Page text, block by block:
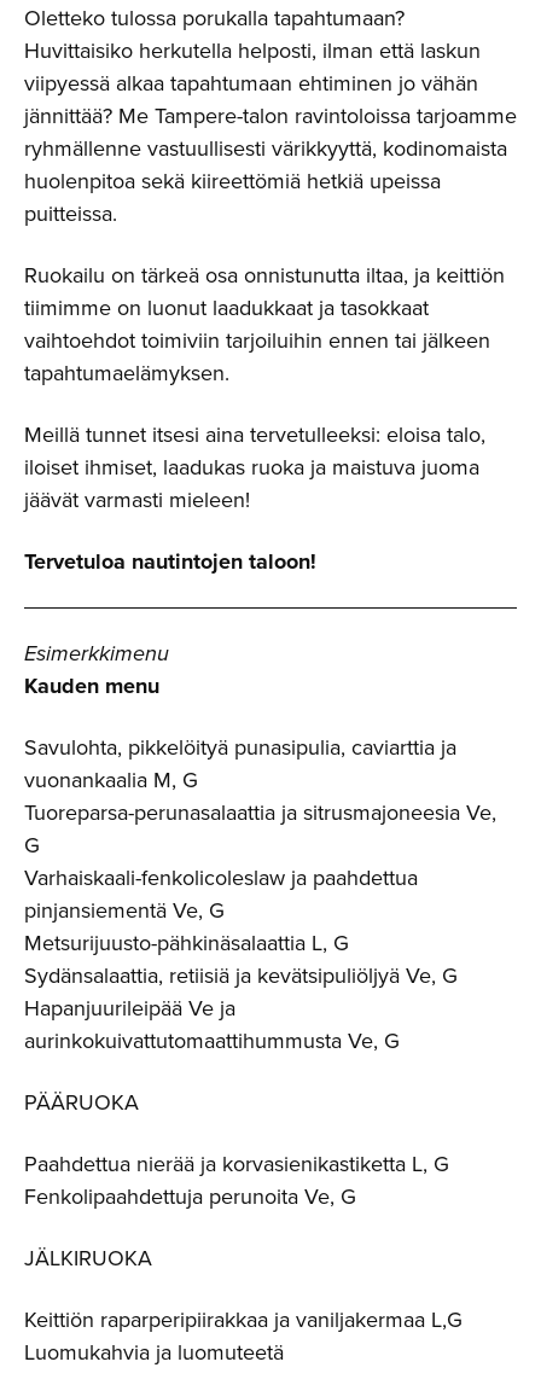
Oletteko tulossa porukalla tapahtumaan?
Huvittaisiko herkutella helposti, ilman että laskun
viipyessä alkaa tapahtumaan ehtiminen jo vähän
jännittää? Me Tampere-talon ravintoloissa tarjoamme
ryhmällenne vastuullisesti värikkyyttä, kodinomaista
huolenpitoa sekä kiireettömiä hetkiä upeissa
puitteissa.
Ruokailu on tärkeä osa onnistunutta iltaa, ja keittiön
tiimimme on luonut laadukkaat ja tasokkaat
vaihtoehdot toimiviin tarjoiluihin ennen tai jälkeen
tapahtumaelämyksen.
Meillä tunnet itsesi aina tervetulleeksi: eloisa talo,
iloiset ihmiset, laadukas ruoka ja maistuva juoma
jäävät varmasti mieleen!
Tervetuloa nautintojen taloon!
Esimerkkimenu
Kauden menu
Savulohta, pikkelöityä punasipulia, caviarttia ja
vuonankaalia M, G
Tuoreparsa-perunasalaattia ja sitrusmajoneesia Ve,
G
Varhaiskaali-fenkolicoleslaw ja paahdettua
pinjansiementä Ve, G
Metsurijuusto-pähkinäsalaattia L, G
Sydänsalaattia, retiisiä ja kevätsipuliöljyä Ve, G
Hapanjuurileipää Ve ja
aurinkokuivattutomaattihummusta Ve, G
PÄÄRUOKA
Paahdettua nierää ja korvasienikastiketta L, G
Fenkolipaahdettuja perunoita Ve, G
JÄLKIRUOKA
Keittiön raparperipiirakkaa ja vaniljakermaa L,G
Luomukahvia ja luomuteetä